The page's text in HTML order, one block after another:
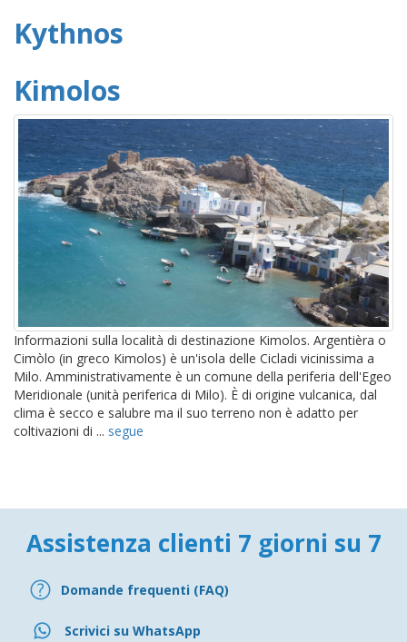
Kythnos
Kimolos
Informazioni sulla località di destinazione Kimolos. Argentièra o
Cimòlo (in greco Kimolos) è un'isola delle Cicladi vicinissima a
Milo. Amministrativamente è un comune della periferia dell'Egeo
Meridionale (unità periferica di Milo). È di origine vulcanica, dal
clima è secco e salubre ma il suo terreno non è adatto per
coltivazioni di ... segue
Assistenza clienti 7 giorni su 7
Domande frequenti (FAQ)
Scrivici su WhatsApp